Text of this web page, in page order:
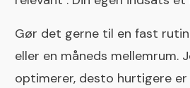
Gør det gerne til en fast
eller en måneds mellemrum.
optimerer, desto hurtigere er